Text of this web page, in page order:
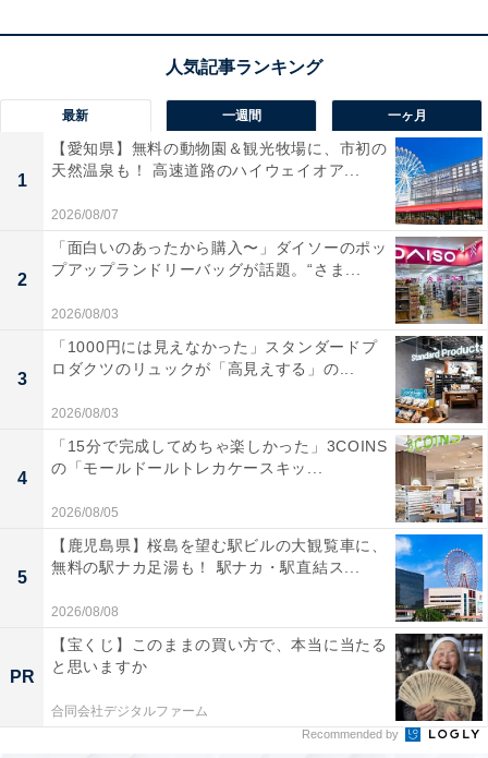
【今日チェックしたい】ロジクールの人気商品5選
ロジクール「PRO X2」
【Amazon.co.jp限定】 Logicool G PRO X2
SUPERSTRIKE ゲーミングマウス G-PPD-004WL-STRKd
最新 一週間 一ヶ月
1
【愛知県】無料の動物園＆観光牧場に、市初の
天然温泉も！ 高速道路のハイウェイオア...
2026/08/07
2
「面白いのあったから購入〜」ダイソーのポッ
プアップランドリーバッグが話題。“さま...
2026/08/03
3
「1000円には見えなかった」スタンダードプ
ロダクツのリュックが「高見えする」の...
2026/08/03
4
「15分で完成してめちゃ楽しかった」3COINS
の「モールドールトレカケースキッ...
2026/08/05
5
【鹿児島県】桜島を望む駅ビルの大観覧車に、
無料の駅ナカ足湯も！ 駅ナカ・駅直結ス...
2026/08/08
PR
【宝くじ】このままの買い方で、本当に当たる
と思いますか
合同会社デジタルファーム
Recommended by